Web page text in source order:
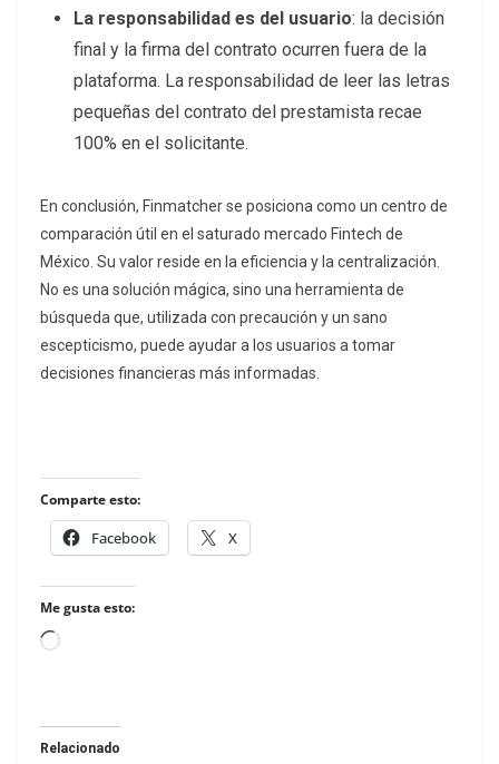
La responsabilidad es del usuario: la decisión
final y la firma del contrato ocurren fuera de la
plataforma. La responsabilidad de leer las letras
pequeñas del contrato del prestamista recae
100% en el solicitante.
En conclusión, Finmatcher se posiciona como un centro de
comparación útil en el saturado mercado Fintech de
México. Su valor reside en la eficiencia y la centralización.
No es una solución mágica, sino una herramienta de
búsqueda que, utilizada con precaución y un sano
escepticismo, puede ayudar a los usuarios a tomar
decisiones financieras más informadas.
Comparte esto:
Facebook X
Me gusta esto:
Loading…
Relacionado